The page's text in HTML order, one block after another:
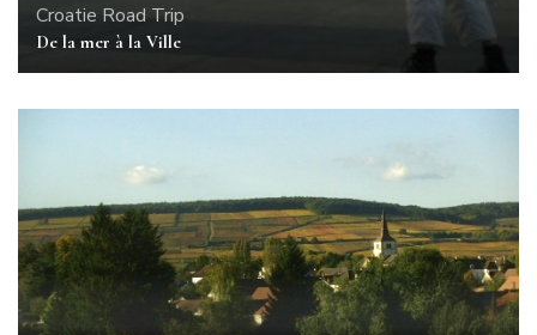
Croatie Road Trip
De la mer à la Ville